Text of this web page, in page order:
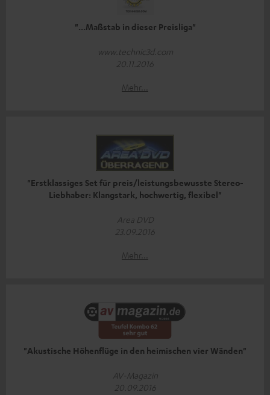
"...Maßstab in dieser Preisliga"
www.technic3d.com
20.11.2016
Mehr...
"Erstklassiges Set für preis/leistungsbewusste Stereo-
Liebhaber: Klangstark, hochwertig, flexibel"
Area DVD
23.09.2016
Mehr...
"Akustische Höhenflüge in den heimischen vier Wänden"
AV-Magazin
20.09.2016